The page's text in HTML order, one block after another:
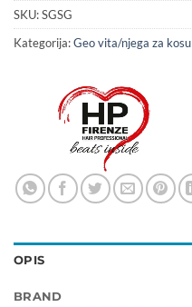
SKU:SGSG
Kategorija:Geo vita/njega za kosu
OPIS
BRAND